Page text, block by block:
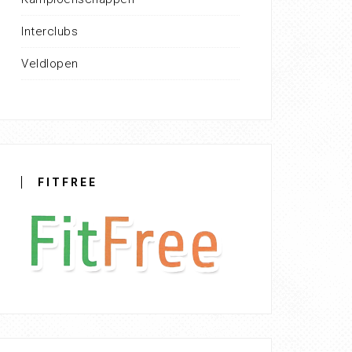
Interclubs
Veldlopen
FITFREE